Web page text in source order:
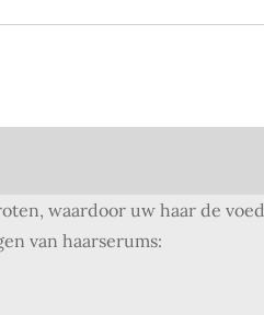
waardoor uw haar de
van haarserums: